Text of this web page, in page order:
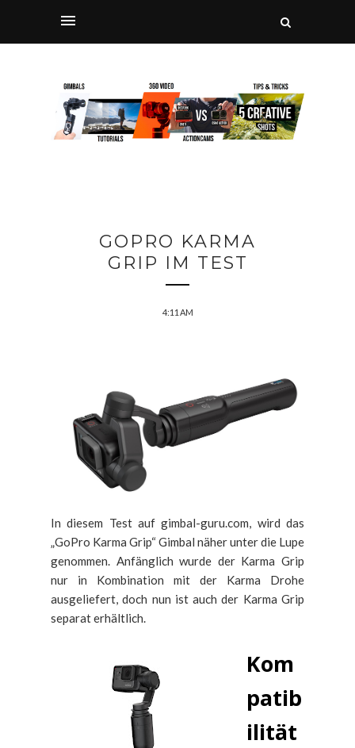
GOPRO KARMA
GRIP IM TEST
4:11 AM
In diesem Test auf gimbal-guru.com, wird das
„GoPro Karma Grip“ Gimbal näher unter die Lupe
genommen. Anfänglich wurde der Karma Grip
nur in Kombination mit der Karma Drohe
ausgeliefert, doch nun ist auch der Karma Grip
separat erhältlich.
Kom
patib
ilität